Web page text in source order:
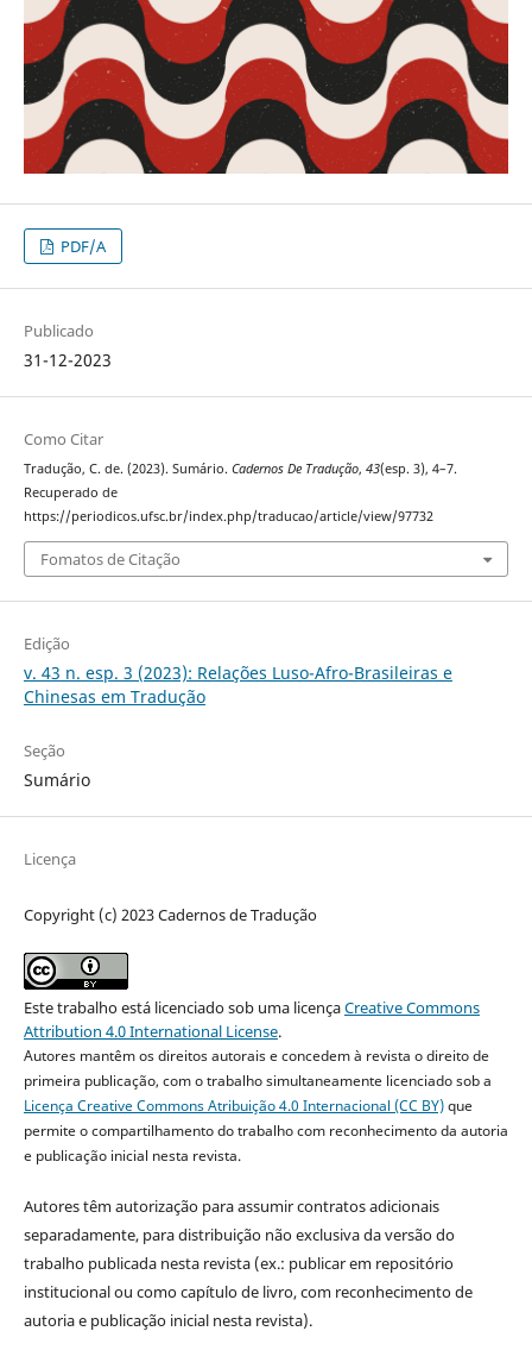
PDF/A
Publicado
31-12-2023
Como Citar
Tradução, C. de. (2023). Sumário. Cadernos De Tradução, 43(esp. 3), 4–7.
Recuperado de
https://periodicos.ufsc.br/index.php/traducao/article/view/97732
Fomatos de Citação
Edição
v. 43 n. esp. 3 (2023): Relações Luso-Afro-Brasileiras e
Chinesas em Tradução
Seção
Sumário
Licença
Copyright (c) 2023 Cadernos de Tradução
Este trabalho está licenciado sob uma licençaCreative Commons
Attribution 4.0 International License.
Autores mantêm os direitos autorais e concedem à revista o direito de
primeira publicação, com o trabalho simultaneamente licenciado sob a
Licença Creative Commons Atribuição 4.0 Internacional (CC BY)que
permite o compartilhamento do trabalho com reconhecimento da autoria
e publicação inicial nesta revista.
Autores têm autorização para assumir contratos adicionais
separadamente, para distribuição não exclusiva da versão do
trabalho publicada nesta revista (ex.: publicar em repositório
institucional ou como capítulo de livro, com reconhecimento de
autoria e publicação inicial nesta revista).